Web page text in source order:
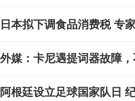
日本拟下调食品消费税 专
外媒：卡尼遇提词器故障
阿根廷设立足球国家队日